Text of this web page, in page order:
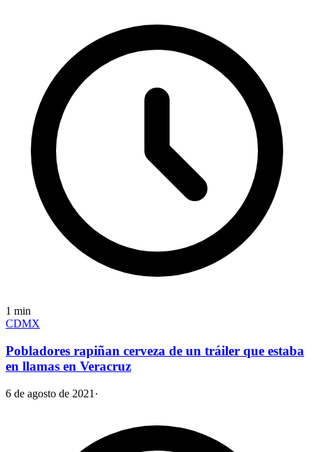
1 min
CDMX
Pobladores rapiñan cerveza de un tráiler que estaba
en llamas en Veracruz
6 de agosto de 2021 ·